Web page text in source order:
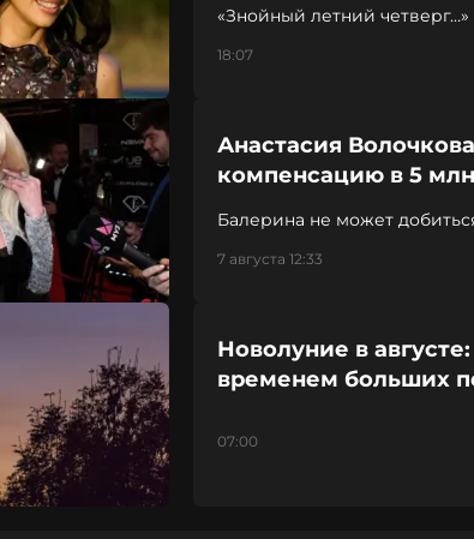
«Знойный летний четверг…»
18:07
Анастасия
компенсацию в 5
Балерина не может
7 августа 12:33
Новолуние в
временем больших
07:00